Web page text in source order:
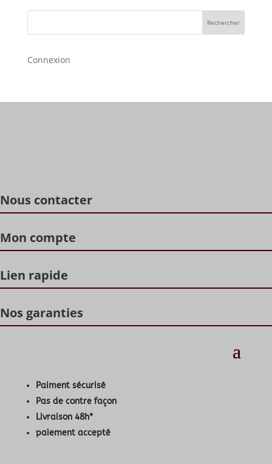
Rechercher
Connexion
Nous contacter
Mon compte
Lien rapide
Nos garanties
Paiment sécurisé
Pas de contre façon
Livraison 48h*
paiement accepté